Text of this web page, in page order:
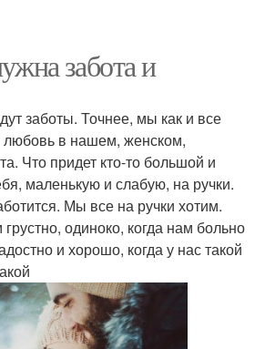
забота и
заботы. Точнее, мы как и все
в нашем, женском,
Что придет кто-то большой и
маленькую и слабую, на ручки.
Мы все на ручки хотим.
одиноко, когда нам больно
и хорошо, когда у нас такой